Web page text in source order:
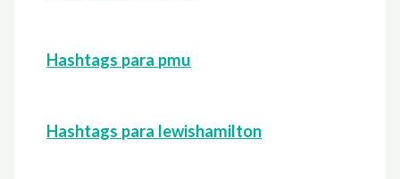
Hashtags para pmu
Hashtags para lewishamilton